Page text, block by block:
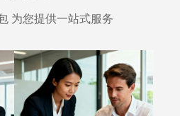
为您提供一站式服务